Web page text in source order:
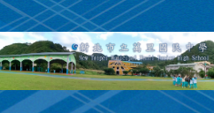
跳
到
主
要
容